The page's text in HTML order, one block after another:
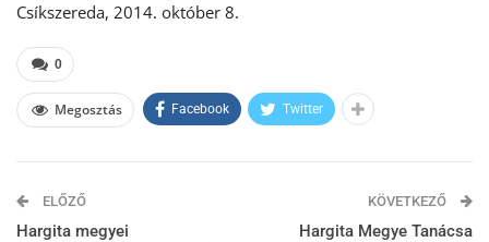
Csíkszereda, 2014. október 8.
0
Megosztás Facebook Twitter
ELŐZŐ
Hargita megyei
KÖVETKEZŐ
Hargita Megye Tanácsa